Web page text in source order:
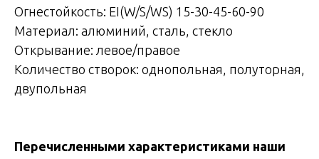
Огнестойкость: EI(W/S/WS) 15-30-45-60-90
Материал: алюминий, сталь, стекло
Открывание: левое/правое
Количество створок: однопольная, полуторная,
двупольная
Перечисленными характеристиками наши